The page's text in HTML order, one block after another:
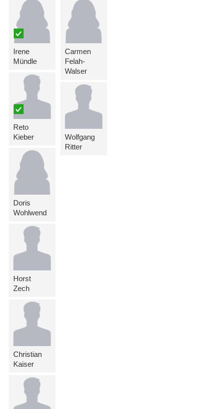
Irene
Mündle
Reto
Kieber
Doris
Wohlwend
Horst
Zech
Christian
Kaiser
Carmen
Felah-
Walser
Wolfgang
Ritter